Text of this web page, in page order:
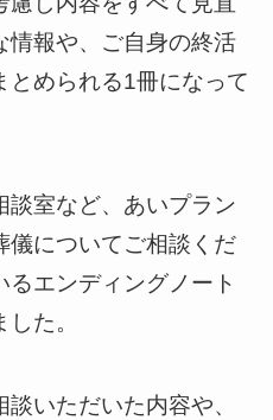
情報や、ご自身の終活
とめられる1冊になって
談室など、あいプラン
儀についてご相談くだ
エンディングノート
た。
いただいた内容や、